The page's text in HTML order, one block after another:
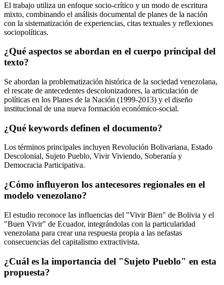
El trabajo utiliza un enfoque socio-crítico y un modo de escritura
mixto, combinando el análisis documental de planes de la nación
con la sistematización de experiencias, citas textuales y reflexiones
sociopolíticas.
¿Qué aspectos se abordan en el cuerpo principal del
texto?
Se abordan la problematización histórica de la sociedad venezolana,
el rescate de antecedentes descolonizadores, la articulación de
políticas en los Planes de la Nación (1999-2013) y el diseño
institucional de una nueva formación económico-social.
¿Qué keywords definen el documento?
Los términos principales incluyen Revolución Bolivariana, Estado
Descolonial, Sujeto Pueblo, Vivir Viviendo, Soberanía y
Democracia Participativa.
¿Cómo influyeron los antecesores regionales en el
modelo venezolano?
El estudio reconoce las influencias del "Vivir Bien" de Bolivia y el
"Buen Vivir" de Ecuador, integrándolas con la particularidad
venezolana para crear una respuesta propia a las nefastas
consecuencias del capitalismo extractivista.
¿Cuál es la importancia del "Sujeto Pueblo" en esta
propuesta?